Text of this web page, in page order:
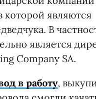
которой являются
В
является
Company SA.
в работу,